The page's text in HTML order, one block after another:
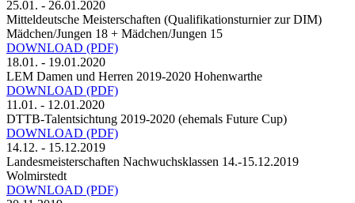
25.01. - 26.01.2020
Mitteldeutsche Meisterschaften (Qualifikationsturnier zur DIM)
Mädchen/Jungen 18 + Mädchen/Jungen 15
DOWNLOAD (PDF)
18.01. - 19.01.2020
LEM Damen und Herren 2019-2020 Hohenwarthe
DOWNLOAD (PDF)
11.01. - 12.01.2020
DTTB-Talentsichtung 2019-2020 (ehemals Future Cup)
DOWNLOAD (PDF)
14.12. - 15.12.2019
Landesmeisterschaften Nachwuchsklassen 14.-15.12.2019
Wolmirstedt
DOWNLOAD (PDF)